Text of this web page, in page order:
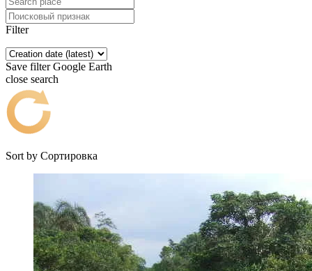
Filter
Save filter Google Earth
close search
Sort by Сортировка